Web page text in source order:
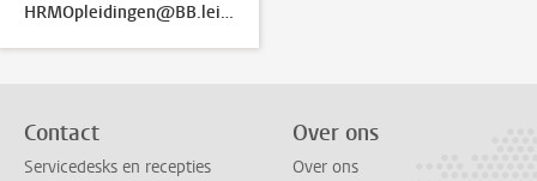
HRMOpleidingen@BB.leidenuniv.nl
Contact
Servicedesks en recepties
Over ons
Over ons